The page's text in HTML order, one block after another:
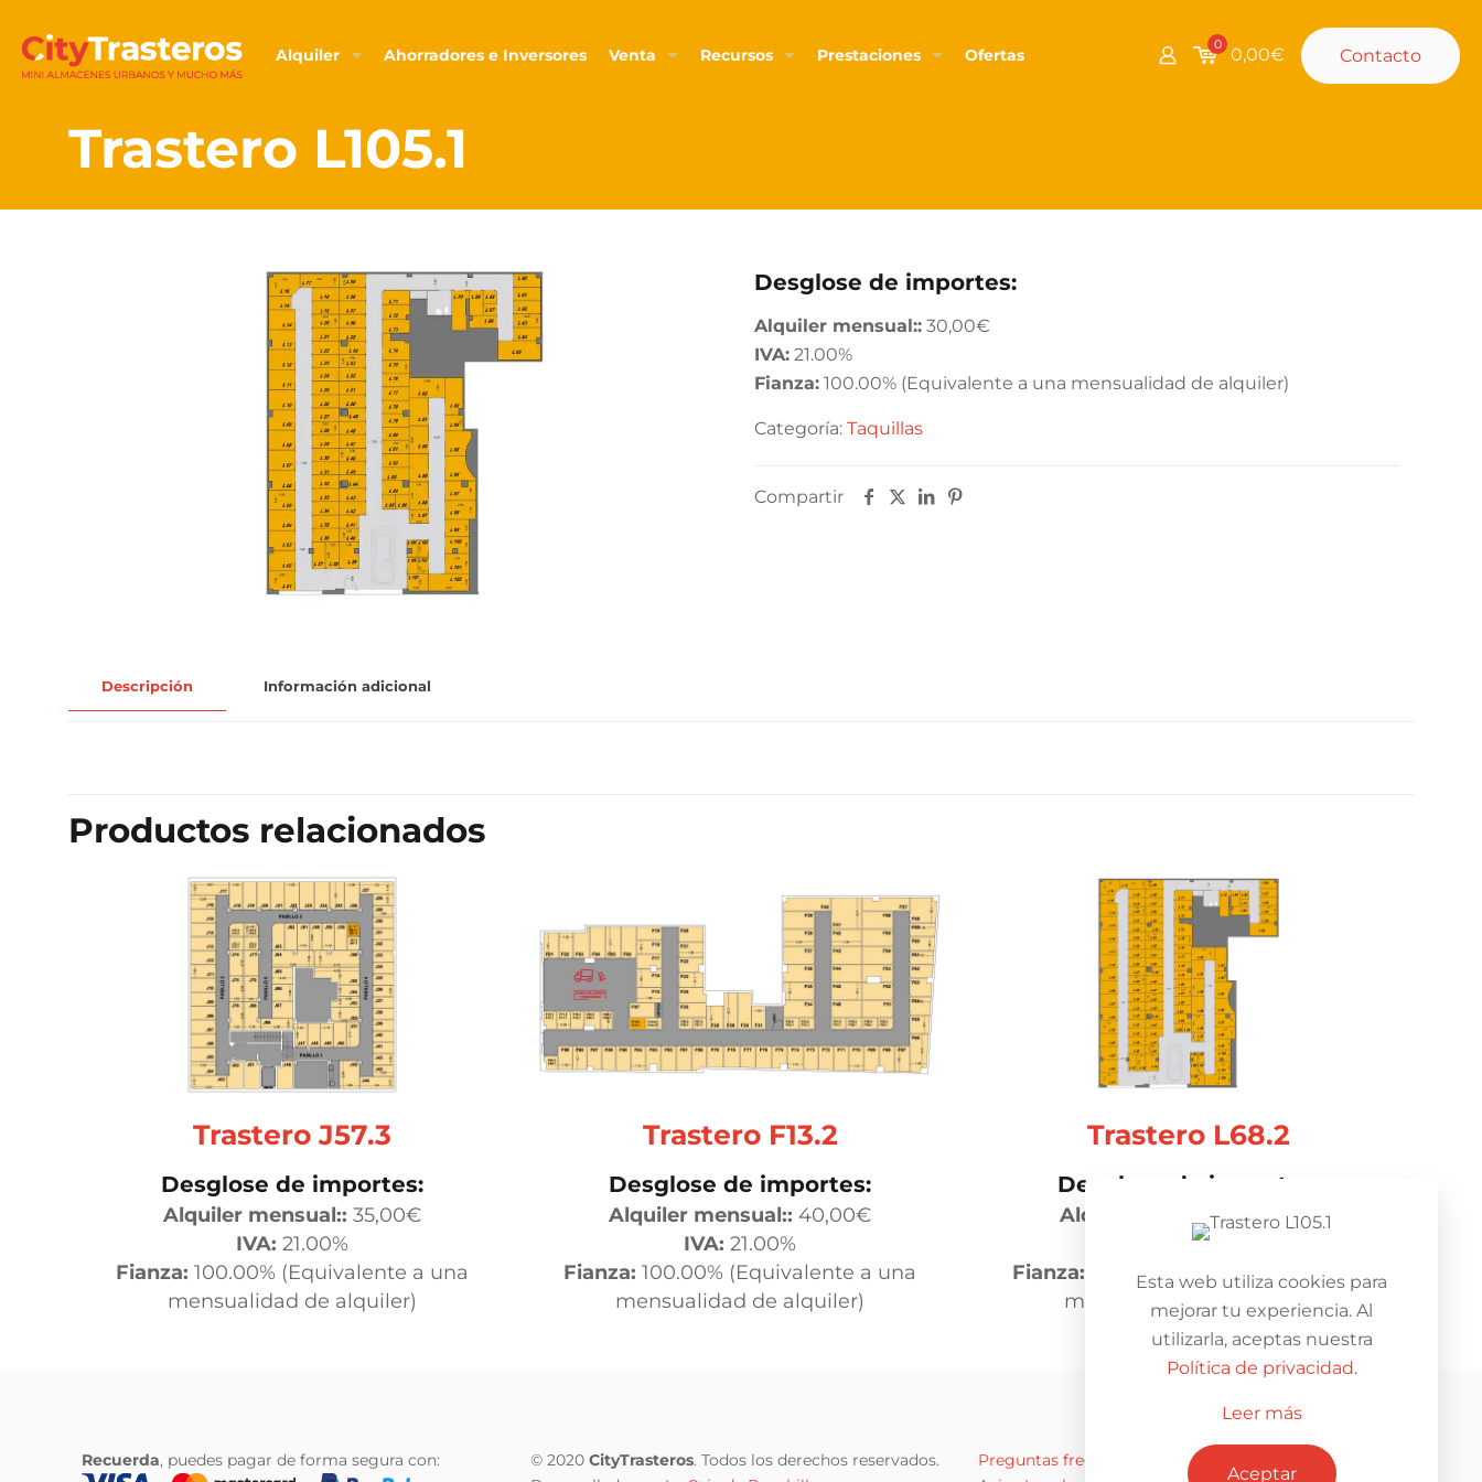
Alquiler Ahorradores e Inversores Venta Recursos Prestaciones Ofertas
0 0,00€ Contacto
Trastero L105.1
Desglose de importes:
Alquiler mensual:: 30,00€
IVA: 21.00%
Fianza: 100.00% (Equivalente a una mensualidad de alquiler)
Categoría: Taquillas
Compartir
Descripción Información adicional
Productos relacionados
Trastero J57.3
Desglose de importes:
Alquiler mensual:: 35,00€
IVA: 21.00%
Fianza: 100.00% (Equivalente a una
mensualidad de alquiler)
Trastero F13.2
Desglose de importes:
Alquiler mensual:: 40,00€
IVA: 21.00%
Fianza: 100.00% (Equivalente a una
mensualidad de alquiler)
Trastero L68.2
Desglose de importes:
Alquiler mensual:: 35,00€
21.00%
Fianza: 100.00% (Equivalente a una
mensualidad de alquiler)
Recuerda, puedes pagar de forma segura con: © 2020 CityTrasteros. Todos los derechos reservados.
Preguntas frecuentes
Privacidad
Esta web utiliza cookies para
mejorar tu experiencia. Al
utilizarla, aceptas nuestra
Política de privacidad.
Leer más
Aceptar